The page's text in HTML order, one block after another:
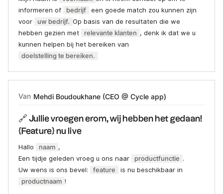
informeren of
bedrijf
een goede match zou kunnen zijn
voor
uw bedrijf. Op basis van de resultaten die we
hebben gezien met
relevante klanten , denk ik dat we u
kunnen helpen bij het bereiken van
doelstelling te bereiken.
Van Mehdi Boudoukhane (CEO @ Cycle app)
🔗 Jullie vroegen erom, wij hebben het gedaan!
{Feature} nu live
Hallo naam ,
Een tijdje geleden vroeg u ons naar
productfunctie .
Uw wens is ons bevel:
feature
is nu beschikbaar in
productnaam !